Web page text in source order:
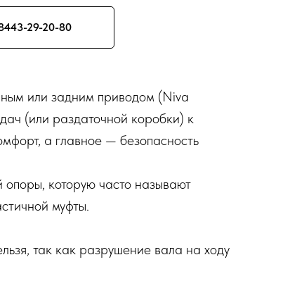
29-20-80
или задним приводом (Niva
(или раздаточной коробки) к
а главное — безопасность
которую часто называют
муфты.
так как разрушение вала на ходу